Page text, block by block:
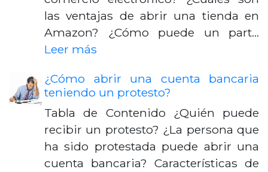
las ventajas de abrir una tienda en
Amazon? ¿Cómo puede un part…
Leer más
¿Cómo abrir una cuenta bancaria
teniendo un protesto?
Tabla de Contenido ¿Quién puede
recibir un protesto? ¿La persona que
ha sido protestada puede abrir una
cuenta bancaria? Características de